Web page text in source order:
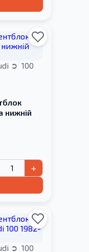
100
нижній
+
100